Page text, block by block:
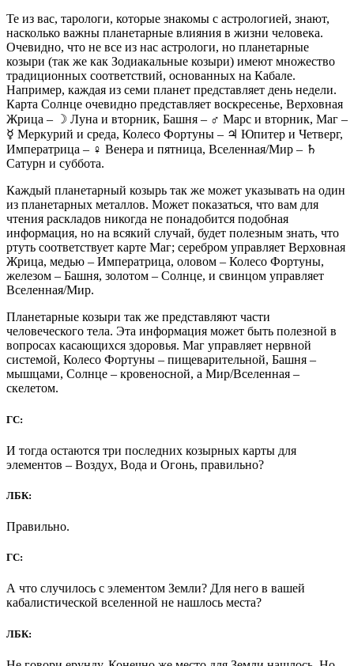
Те из вас, тарологи, которые знакомы с астрологией, знают,
насколько важны планетарные влияния в жизни человека.
Очевидно, что не все из нас астрологи, но планетарные
козыри (так же как Зодиакальные козыри) имеют множество
традиционных соответствий, основанных на Кабале.
Например, каждая из семи планет представляет день недели.
Карта Солнце очевидно представляет воскресенье, Верховная
Жрица – ☽ Луна и вторник, Башня – ♂ Марс и вторник, Маг –
☿ Меркурий и среда, Колесо Фортуны – ♃ Юпитер и Четверг,
Императрица – ♀ Венера и пятница, Вселенная/Мир – ♄
Сатурн и суббота.
Каждый планетарный козырь так же может указывать на один
из планетарных металлов. Может показаться, что вам для
чтения раскладов никогда не понадобится подобная
информация, но на всякий случай, будет полезным знать, что
ртуть соответствует карте Маг; серебром управляет Верховная
Жрица, медью – Императрица, оловом – Колесо Фортуны,
железом – Башня, золотом – Солнце, и свинцом управляет
Вселенная/Мир.
Планетарные козыри так же представляют части
человеческого тела. Эта информация может быть полезной в
вопросах касающихся здоровья. Маг управляет нервной
системой, Колесо Фортуны – пищеварительной, Башня –
мышцами, Солнце – кровеносной, а Мир/Вселенная –
скелетом.
ГС:
И тогда остаются три последних козырных карты для
элементов – Воздух, Вода и Огонь, правильно?
ЛБК:
Правильно.
ГС:
А что случилось с элементом Земли? Для него в вашей
кабалистической вселенной не нашлось места?
ЛБК: